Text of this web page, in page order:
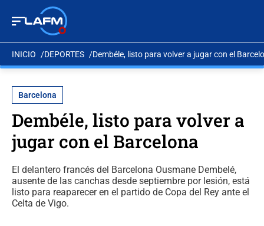
INICIO DEPORTES Dembéle, listo para volver a jugar con el
Barcelona
Dembéle, listo para volver a
jugar con el Barcelona
El delantero francés del Barcelona Ousmane Dembelé,
ausente de las canchas desde septiembre por lesión, está
listo para reaparecer en el partido de Copa del Rey ante el
Celta de Vigo.